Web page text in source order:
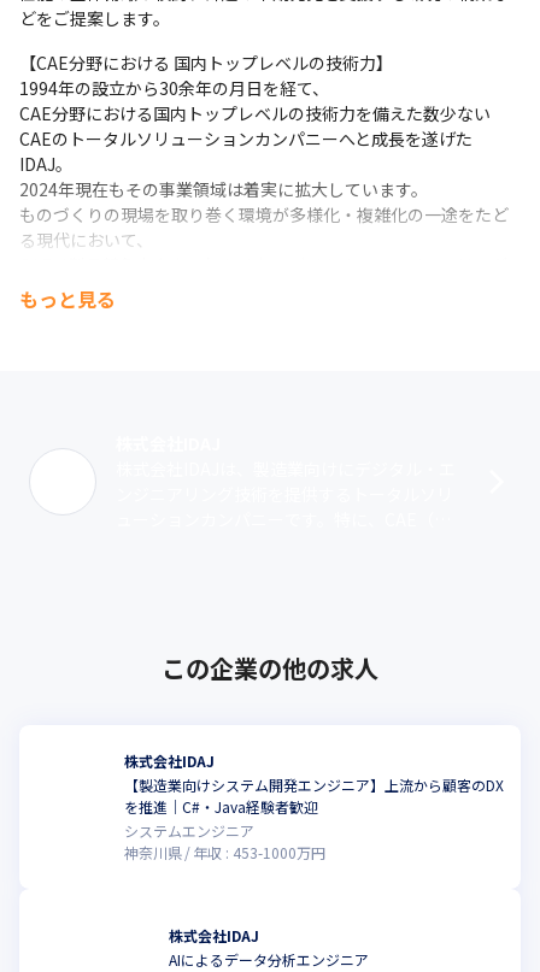
どをご提案します。
【CAE分野における 国内トップレベルの技術力】
1994年の設立から30余年の月日を経て、
CAE分野における国内トップレベルの技術力を備えた数少ない
CAEのトータルソリューションカンパニーへと成長を遂げた
IDAJ。
2024年現在もその事業領域は着実に拡大しています。
ものづくりの現場を取り巻く環境が多様化・複雑化の一途をたど
る現代において、
のコア技術の1つとして位置づけられています。
CAEに関する総合的なソリューションをご提供できる当社が果た
【国内優良企業様と培ってきたエンジニアリング技術力】
IDAJの顧客は、世界最先端の製品を開発する優良企業様です。
IDAJでは、その顧客の最先端の課題に対して、提案、コンサルテ
【ソフトウェアの企画力、開発力】
IDAJが取り扱うのは、本質的にお客様の課題を解決することがで
合わせてこそ、
顧客に最適なソリューションをご提供できると考えています。
【グローバルアライアンス】
IDAJは、海外の最先端の技術を擁する研究所、企業とアライアン
世界に通用する技術を国内の製造業の発展に利用していただくこ
とが、IDAJの社会的貢献の一つです。
もっと見る
この企業の他の求人
株式会社IDAJ
【製造業向けシステム開発エンジニア】上流から顧客のDX
を推進｜C#・Java経験者歓迎
システムエンジニア
神奈川県
年収 : 453-1000万円
株式会社IDAJ
AIによるデータ分析エンジニア